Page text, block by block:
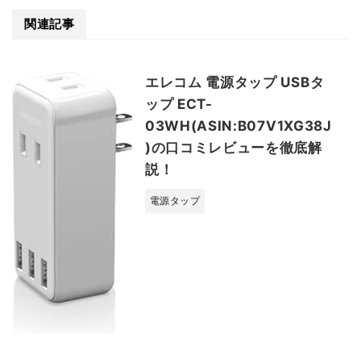
関連記事
エレコム 電源タップ USBタ
ップ ECT-
03WH(ASIN:B07V1XG38J
)の口コミレビューを徹底解
説！
電源タップ